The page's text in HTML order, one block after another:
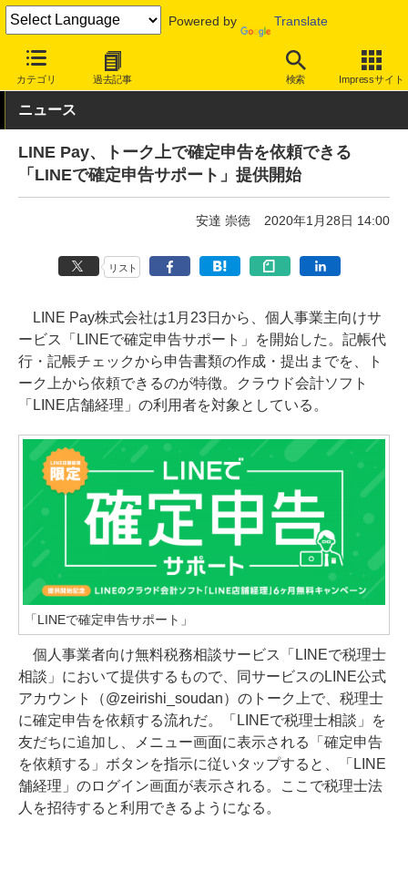
Powered by Translate
カテゴリ 過去記事 検索 Impressサイト
INTERNET Watch サービス/ソフト ソフトウェア 会計・業務
ニュース
LINE Pay、トーク上で確定申告を依頼できる
「LINEで確定申告サポート」提供開始
安達 崇徳 2020年1月28日 14:00
リスト
LINE Pay株式会社は1月23日から、個人事業主向けサ
ービス「LINEで確定申告サポート」を開始した。記帳代
行・記帳チェックから申告書類の作成・提出までを、ト
ーク上から依頼できるのが特徴。クラウド会計ソフト
「LINE店舗経理」の利用者を対象としている。
「LINEで確定申告サポート」
個人事業者向け無料税務相談サービス「LINEで税理士
相談」において提供するもので、同サービスのLINE公式
アカウント（@zeirishi_soudan）のトーク上で、税理士
に確定申告を依頼する流れだ。「LINEで税理士相談」を
友だちに追加し、メニュー画面に表示される「確定申告
を依頼する」ボタンを指示に従いタップすると、「LINE
舗経理」のログイン画面が表示される。ここで税理士法
人を招待すると利用できるようになる。